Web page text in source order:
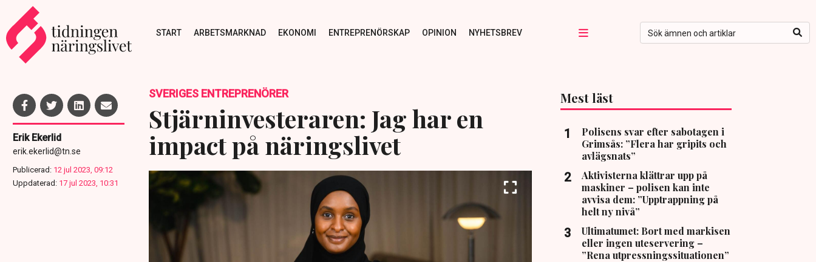
START ARBETSMARKNAD EKONOMI ENTREPRENÖRSKAP OPINION NYHETSBREV
Erik Ekerlid
erik.ekerlid@tn.se
Publicerad: 12 jul 2023, 09:12
Uppdaterad: 17 jul 2023, 10:31
SVERIGES ENTREPRENÖRER
Stjärninvesteraren: Jag har en
impact på näringslivet
Mest läst
Polisens svar efter sabotagen i
Grimsås: ”Flera har gripits och
avlägsnats”
Aktivisterna klättrar upp på
maskiner – polisen kan inte
avvisa dem: ”Upptrappning på
helt ny nivå”
Ultimatumet: Bort med markisen
eller ingen uteservering –
”Rena utpressningssituationen”